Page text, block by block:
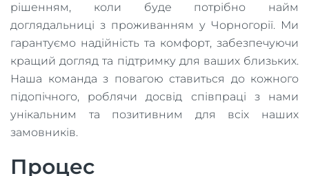
рішенням, коли буде потрібно найм
доглядальниці з проживанням у Чорногорії. Ми
гарантуємо надійність та комфорт, забезпечуючи
кращий догляд та підтримку для ваших близьких.
Наша команда з повагою ставиться до кожного
підопічного, роблячи досвід співпраці з нами
унікальним та позитивним для всіх наших
замовників.
Процес